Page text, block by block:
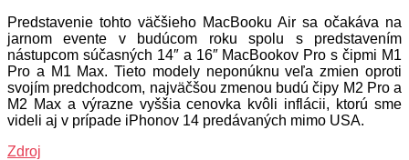
Predstavenie tohto väčšieho MacBooku Air sa očakáva na
jarnom evente v budúcom roku spolu s predstavením
nástupcom súčasných 14″ a 16″ MacBookov Pro s čipmi M1
Pro a M1 Max. Tieto modely neponúknu veľa zmien oproti
svojím predchodcom, najväčšou zmenou budú čipy M2 Pro a
M2 Max a výrazne vyššia cenovka kvôli inflácii, ktorú sme
videli aj v prípade iPhonov 14 predávaných mimo USA.
Zdroj